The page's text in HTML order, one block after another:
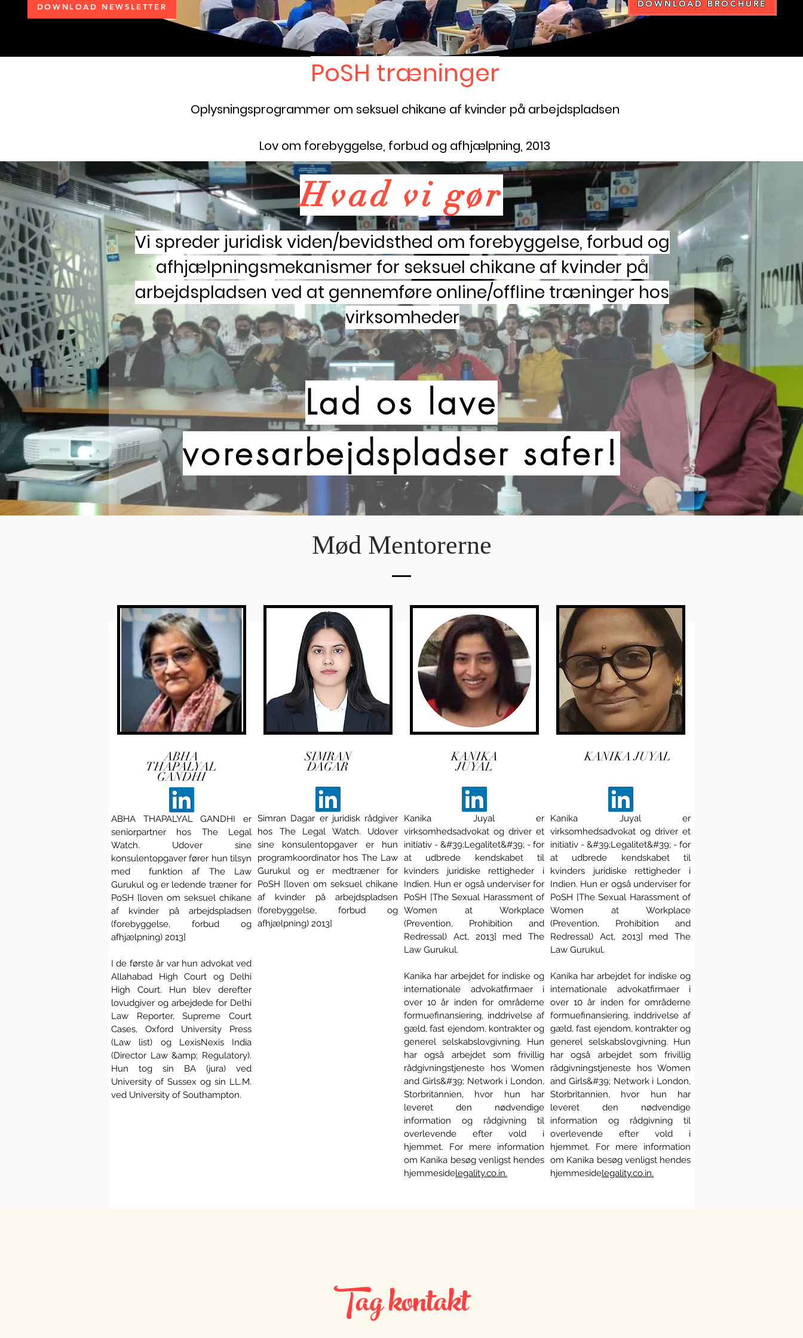
DOWNLOAD NEWSLETTER DOWNLOAD BROCHURE
PoSH træninger
Oplysningsprogrammer om seksuel chikane af kvinder på arbejdspladsen
Lov om forebyggelse, forbud og afhjælpning, 2013
Hvad vi gør
Vi spreder juridisk viden/bevidsthed om forebyggelse, forbud og
afhjælpningsmekanismer for seksuel chikane af kvinder på
arbejdspladsen ved at gennemføre online/offline træninger hos
virksomheder
Lad os lave
voresarbejdspladser safer!
Mød Mentorerne
ABHA
THAPALYAL
GANDHI
ABHA THAPALYAL GANDHI er
seniorpartner hos The Legal
Watch. Udover sine
konsulentopgaver fører hun tilsyn
med funktion af The Law
Gurukul og er ledende træner for
PoSH [loven om seksuel chikane
af kvinder på arbejdspladsen
(forebyggelse, forbud og
afhjælpning) 2013]
I de første år var hun advokat ved
Allahabad High Court og Delhi
High Court. Hun blev derefter
lovudgiver og arbejdede for Delhi
Law Reporter, Supreme Court
Cases, Oxford University Press
(Law list) og LexisNexis India
(Director Law &amp; Regulatory).
Hun tog sin BA (jura) ved
University of Sussex og sin LL.M.
ved University of Southampton.
SIMRAN
DAGAR
Simran Dagar er juridisk rådgiver
hos The Legal Watch. Udover
sine konsulentopgaver er hun
programkoordinator hos The Law
Gurukul og er medtræner for
PoSH [loven om seksuel chikane
af kvinder på arbejdspladsen
(forebyggelse, forbud og
afhjælpning) 2013]
KANIKA
JUYAL
Kanika Juyal er
virksomhedsadvokat og driver et
initiativ - &#39;Legalitet&#39; - for
at udbrede kendskabet til
kvinders juridiske rettigheder i
Indien. Hun er også underviser for
PoSH [The Sexual Harassment of
Women at Workplace
(Prevention, Prohibition and
Redressal) Act, 2013] med The
Law Gurukul.
Kanika har arbejdet for indiske og
internationale advokatfirmaer i
over 10 år inden for områderne
formuefinansiering, inddrivelse af
gæld, fast ejendom, kontrakter og
generel selskabslovgivning. Hun
har også arbejdet som frivillig
rådgivningstjeneste hos Women
and Girls&#39; Network i London,
Storbritannien, hvor hun har
leveret den nødvendige
information og rådgivning til
overlevende efter vold i
hjemmet. For mere information
om Kanika besøg venligst hendes
hjemmesidelegality.co.in.
KANIKA JUYAL
Kanika Juyal er
virksomhedsadvokat og driver et
initiativ - &#39;Legalitet&#39; - for
at udbrede kendskabet til
kvinders juridiske rettigheder i
Indien. Hun er også underviser for
PoSH [The Sexual Harassment of
Women at Workplace
(Prevention, Prohibition and
Redressal) Act, 2013] med The
Law Gurukul.
Kanika har arbejdet for indiske og
internationale advokatfirmaer i
over 10 år inden for områderne
formuefinansiering, inddrivelse af
gæld, fast ejendom, kontrakter og
generel selskabslovgivning. Hun
har også arbejdet som frivillig
rådgivningstjeneste hos Women
and Girls&#39; Network i London,
Storbritannien, hvor hun har
leveret den nødvendige
information og rådgivning til
overlevende efter vold i
hjemmet. For mere information
om Kanika besøg venligst hendes
hjemmesidelegality.co.in.
Tag kontakt